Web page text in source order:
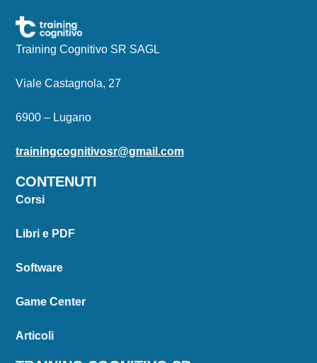
Training Cognitivo SR SAGL
Viale Castagnola, 27
6900 – Lugano
trainingcognitivosr@gmail.com
CONTENUTI
Corsi
Libri e PDF
Software
Game Center
Articoli